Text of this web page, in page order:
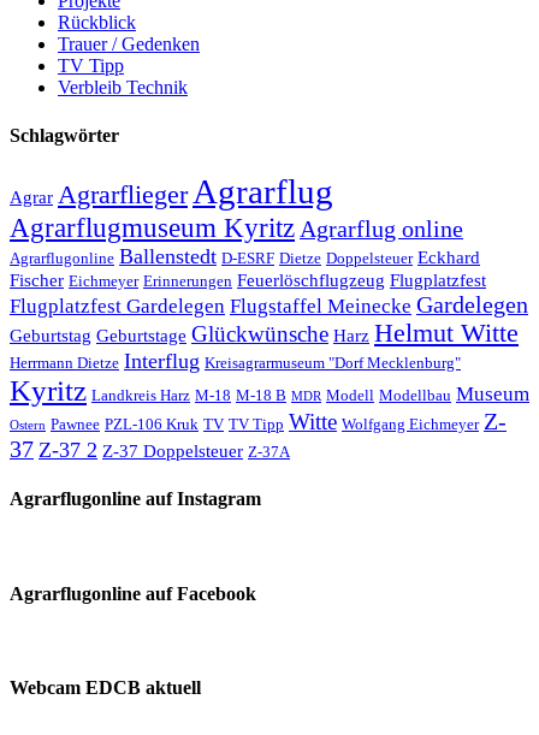
Rückblick
Trauer / Gedenken
TV Tipp
Verbleib Technik
Schlagwörter
Agrar Agrarflieger Agrarflug
Agrarflugmuseum Kyritz Agrarflug online
Agrarflugonline Ballenstedt D-ESRF Dietze Doppelsteuer Eckhard
Fischer Eichmeyer Erinnerungen Feuerlöschflugzeug Flugplatzfest
Flugplatzfest Gardelegen Flugstaffel Meinecke Gardelegen
Geburtstag Geburtstage Glückwünsche Harz Helmut Witte
Herrmann Dietze Interflug Kreisagrarmuseum "Dorf Mecklenburg"
Kyritz Landkreis Harz M-18 M-18 B MDR Modell Modellbau Museum
Ostern Pawnee PZL-106 Kruk TV TV Tipp Witte Wolfgang Eichmeyer Z-
37 Z-37 2 Z-37 Doppelsteuer Z-37A
Agrarflugonline auf Instagram
Agrarflugonline auf Facebook
Webcam EDCB aktuell